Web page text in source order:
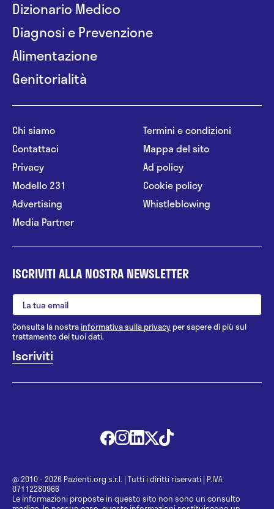
Dizionario Medico
Diagnosi e Prevenzione
Alimentazione
Genitorialità
Chi siamo
Contattaci
Privacy
Modello 231
Advertising
Media Partner
Termini e condizioni
Mappa del sito
Ad policy
Cookie policy
Whistleblowing
ISCRIVITI ALLA NOSTRA NEWSLETTER
Consulta la nostrainformativa sulla privacy per sapere di più sul
trattamento dei tuoi dati.
@ 2010 - 2026 Pazienti.org s.r.l. | Tutti i diritti riservati | P.IVA
07112280966
Le informazioni proposte in questo sito non sono un consulto